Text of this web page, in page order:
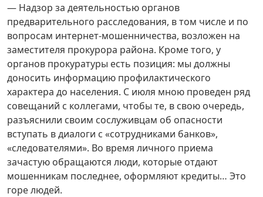
— Надзор за деятельностью органов
предварительного расследования, в том числе и по
вопросам интернет-мошенничества, возложен на
заместителя прокурора района. Кроме того, у
органов прокуратуры есть позиция: мы должны
доносить информацию профилактического
характера до населения. С июля мною проведен ряд
совещаний с коллегами, чтобы те, в свою очередь,
разъяснили своим сослуживцам об опасности
вступать в диалоги с «сотрудниками банков»,
«следователями». Во время личного приема
зачастую обращаются люди, которые отдают
мошенникам последнее, оформляют кредиты… Это
горе людей.